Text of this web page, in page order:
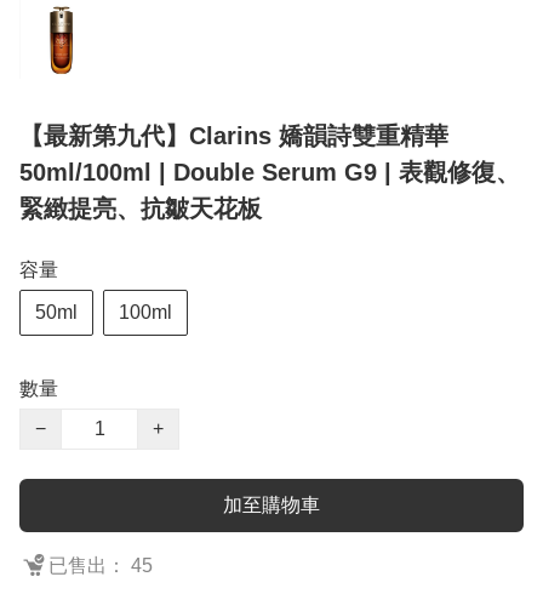
【最新第九代】Clarins 嬌韻詩雙重精華
50ml/100ml | Double Serum G9 | 表觀修復、
緊緻提亮、抗皺天花板
容量
50ml 100ml
數量
−
+
加至購物車
已售出： 45